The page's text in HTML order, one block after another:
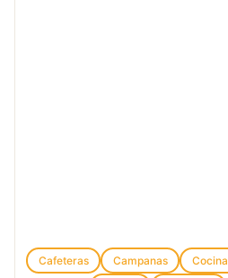
Cafeteras Campanas Cocina